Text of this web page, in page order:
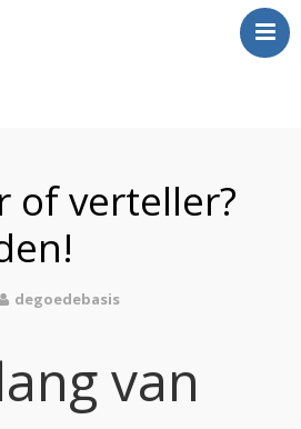
Amsterdam
Amstelveen
of verteller?
degoedebasis
van